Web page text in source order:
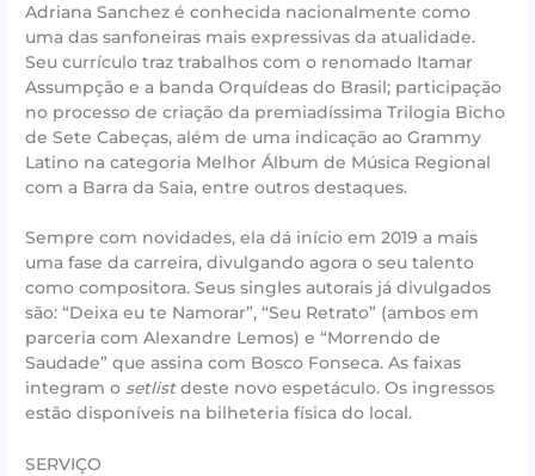
Adriana Sanchez é conhecida nacionalmente como
uma das sanfoneiras mais expressivas da atualidade.
Seu currículo traz trabalhos com o renomado Itamar
Assumpção e a banda Orquídeas do Brasil; participação
no processo de criação da premiadíssima Trilogia Bicho
de Sete Cabeças, além de uma indicação ao Grammy
Latino na categoria Melhor Álbum de Música Regional
com a Barra da Saia, entre outros destaques.
Sempre com novidades, ela dá início em 2019 a mais
uma fase da carreira, divulgando agora o seu talento
como compositora. Seus singles autorais já divulgados
são: “Deixa eu te Namorar”, “Seu Retrato” (ambos em
parceria com Alexandre Lemos) e “Morrendo de
Saudade” que assina com Bosco Fonseca. As faixas
integram o setlistdeste novo espetáculo. Os ingressos
estão disponíveis na bilheteria física do local.
SERVIÇO